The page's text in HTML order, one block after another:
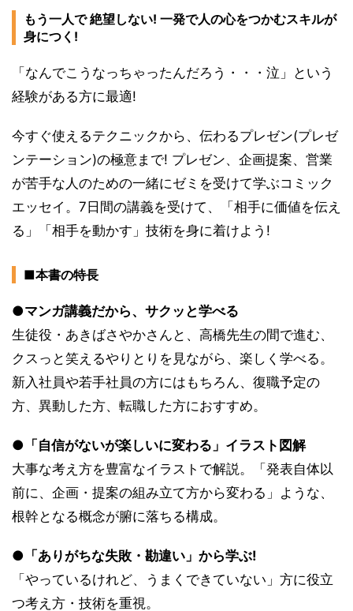
もう一人で 絶望しない! 一発で人の心をつかむスキルが
身につく!
「なんでこうなっちゃったんだろう・・・泣」という
経験がある方に最適!
今すぐ使えるテクニックから、伝わるプレゼン(プレゼ
ンテーション)の極意まで! プレゼン、企画提案、営業
が苦手な人のための一緒にゼミを受けて学ぶコミック
エッセイ。7日間の講義を受けて、「相手に価値を伝え
る」「相手を動かす」技術を身に着けよう!
■本書の特長
●マンガ講義だから、サクッと学べる
生徒役・あきばさやかさんと、高橋先生の間で進む、
クスっと笑えるやりとりを見ながら、楽しく学べる。
新入社員や若手社員の方にはもちろん、復職予定の
方、異動した方、転職した方におすすめ。
●「自信がないが楽しいに変わる」イラスト図解
大事な考え方を豊富なイラストで解説。「発表自体以
前に、企画・提案の組み立て方から変わる」ような、
根幹となる概念が腑に落ちる構成。
●「ありがちな失敗・勘違い」から学ぶ!
「やっているけれど、うまくできていない」方に役立
つ考え方・技術を重視。